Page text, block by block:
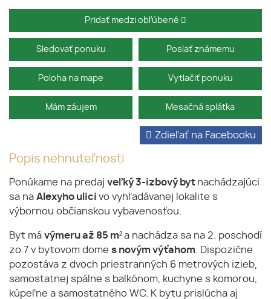
Pridať medzi obľúbené
Sledovať ponuku Poslať známemu
Poloha na mape Vytlačiť ponuku
Mám záujem Mesačná splátka
Popis nehnuteľnosti
Zdieľať na Facebooku
Ponúkame na predaj veľký 3-izbový byt nachádzajúci
sa na Alexyho ulici vo vyhľadávanej lokalite s
výbornou občianskou vybavenosťou.
Byt má výmeru až 85 m²a nachádza sa na 2. poschodí
zo 7 v bytovom dome s novým výťahom . Dispozične
pozostáva z dvoch priestranných 6 metrových izieb,
samostatnej spálne s balkónom, kuchyne s komorou,
kúpeľne a samostatného WC. K bytu prislúcha aj